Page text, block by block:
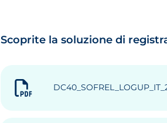
Scoprite la soluzione di